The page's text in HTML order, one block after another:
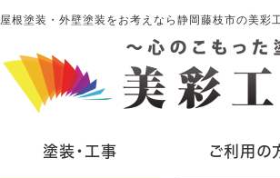
屋根塗装・外壁塗装をお考えなら静岡藤枝市の美彩
塗装・工事 ご利用の